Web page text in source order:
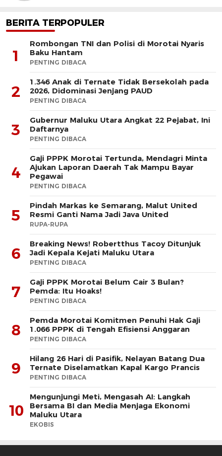
BERITA TERPOPULER
1
Rombongan TNI dan Polisi di Morotai Nyaris
Baku Hantam
PENTING DIBACA
2
1.346 Anak di Ternate Tidak Bersekolah pada
2026, Didominasi Jenjang PAUD
PENTING DIBACA
3
Gubernur Maluku Utara Angkat 22 Pejabat, Ini
Daftarnya
PENTING DIBACA
4
Gaji PPPK Morotai Tertunda, Mendagri Minta
Ajukan Laporan Daerah Tak Mampu Bayar
Pegawai
PENTING DIBACA
5
Pindah Markas ke Semarang, Malut United
Resmi Ganti Nama Jadi Java United
RUPA-RUPA
6
Breaking News! Robertthus Tacoy Ditunjuk
Jadi Kepala Kejati Maluku Utara
PENTING DIBACA
7
Gaji PPPK Morotai Belum Cair 3 Bulan?
Pemda: Itu Hoaks!
PENTING DIBACA
8
Pemda Morotai Komitmen Penuhi Hak Gaji
1.066 PPPK di Tengah Efisiensi Anggaran
PENTING DIBACA
9
Hilang 26 Hari di Pasifik, Nelayan Batang Dua
Ternate Diselamatkan Kapal Kargo Prancis
PENTING DIBACA
10
Mengunjungi Meti, Mengasah AI: Langkah
Bersama BI dan Media Menjaga Ekonomi
Maluku Utara
EKOBIS